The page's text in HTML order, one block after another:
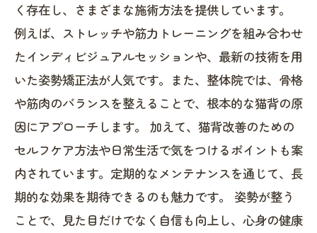
く存在し、さまざまな施術方法を提供しています。
例えば、ストレッチや筋力トレーニングを組み合わせ
たインディビジュアルセッションや、最新の技術を用
いた姿勢矯正法が人気です。また、整体院では、骨格
や筋肉のバランスを整えることで、根本的な猫背の原
因にアプローチします。 加えて、猫背改善のための
セルフケア方法や日常生活で気をつけるポイントも案
内されています。定期的なメンテナンスを通じて、長
期的な効果を期待できるのも魅力です。 姿勢が整う
ことで、見た目だけでなく自信も向上し、心身の健康